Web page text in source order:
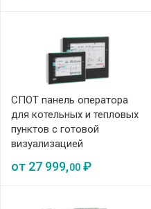
СПОТ панель оператора
для котельных и тепловых
пунктов с готовой
визуализацией
от 27 999,00 ₽